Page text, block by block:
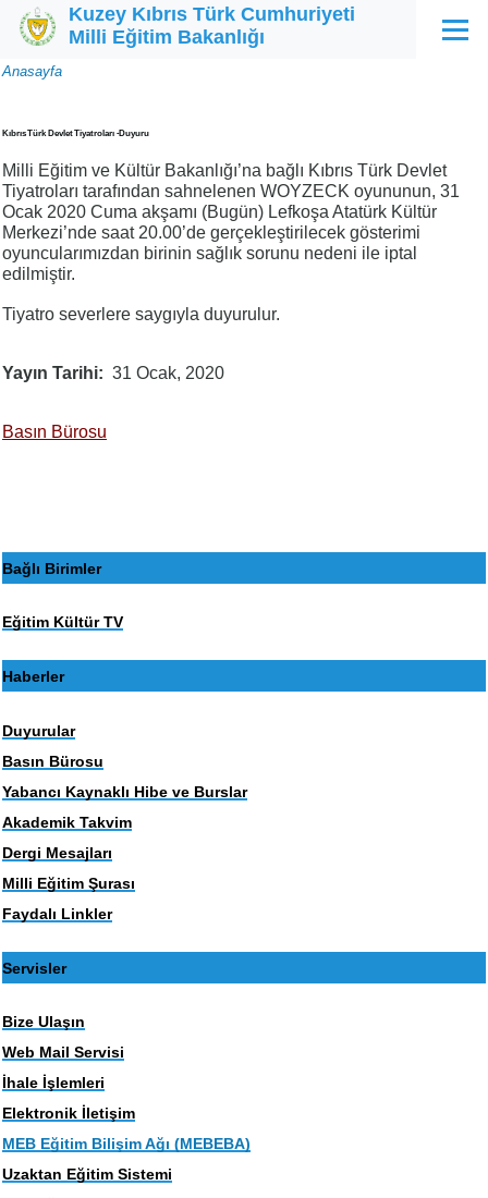
Ana içeriğe atla
Kuzey Kıbrıs Türk Cumhuriyeti
Milli Eğitim Bakanlığı
Menü
Sayfa
Anasayfa
Kıbrıs Türk Devlet Tiyatroları -Duyuru
Milli Eğitim ve Kültür Bakanlığı’na bağlı Kıbrıs Türk Devlet
Tiyatroları tarafından sahnelenen WOYZECK oyununun, 31
Ocak 2020 Cuma akşamı (Bugün) Lefkoşa Atatürk Kültür
Merkezi’nde saat 20.00’de gerçekleştirilecek gösterimi
oyuncularımızdan birinin sağlık sorunu nedeni ile iptal
edilmiştir.
Tiyatro severlere saygıyla duyurulur.
Yayın Tarihi 31 Ocak, 2020
Basın Bürosu
Bağlı Birimler
Eğitim Kültür TV
Haberler
Duyurular
Basın Bürosu
Yabancı Kaynaklı Hibe ve Burslar
Akademik Takvim
Dergi Mesajları
Milli Eğitim Şurası
Faydalı Linkler
Servisler
Bize Ulaşın
Web Mail Servisi
İhale İşlemleri
Elektronik İletişim
MEB Eğitim Bilişim Ağı (MEBEBA)
Uzaktan Eğitim Sistemi